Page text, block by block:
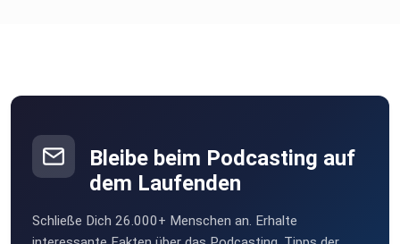
Bleibe beim Podcasting auf
dem Laufenden
Schließe Dich 26.000+ Menschen an. Erhalte